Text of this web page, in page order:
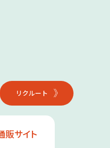
リクルート
販サイト